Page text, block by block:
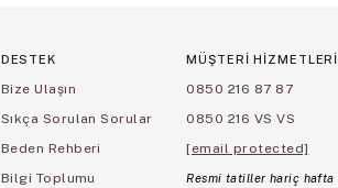
DESTEK
Bize Ulaşın
Sıkça Sorulan Sorular
Beden Rehberi
Bilgi Toplumu
MÜŞTERİ HİZMETLERİ
0850 216 87 87
0850 216 VS VS
[email protected]
Resmi tatiller hariç hafta